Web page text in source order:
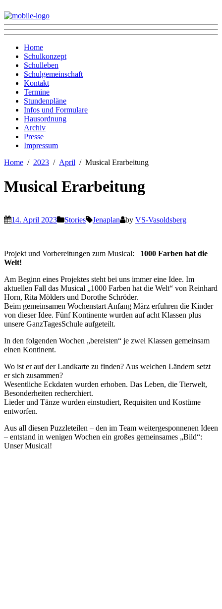
Home
Schulkonzept
Schulleben
Schulgemeinschaft
Kontakt
Termine
Stundenpläne
Infos und Formulare
Hausordnung
Archiv
Presse
Impressum
Home
2023 April Musical Erarbeitung
Musical Erarbeitung
14. April 2023 Stories Jenaplan by VS-Vasoldsberg
Projekt und Vorbereitungen zum Musical: 1000 Farben hat die
Welt!
Am Beginn eines Projektes steht bei uns immer eine Idee. Im
aktuellen Fall das Musical „1000 Farben hat die Welt“ von Reinhard
Horn, Rita Mölders und Dorothe Schröder.
Beim gemeinsamen Wochenstart Anfang März erfuhren die Kinder
von dieser Idee. Fünf Kontinente wurden auf acht Klassen plus
unsere GanzTagesSchule aufgeteilt.
In den folgenden Wochen „bereisten“ je zwei Klassen gemeinsam
einen Kontinent.
Wo ist er auf der Landkarte zu finden? Aus welchen Ländern setzt
er sich zusammen?
Wesentliche Eckdaten wurden erhoben. Das Leben, die Tierwelt,
Besonderheiten recherchiert.
Lieder und Tänze wurden einstudiert, Requisiten und Kostüme
entworfen.
Aus all diesen Puzzleteilen – den im Team weitergesponnenen Ideen
– entstand in wenigen Wochen ein großes gemeinsames „Bild“:
Unser Musical!